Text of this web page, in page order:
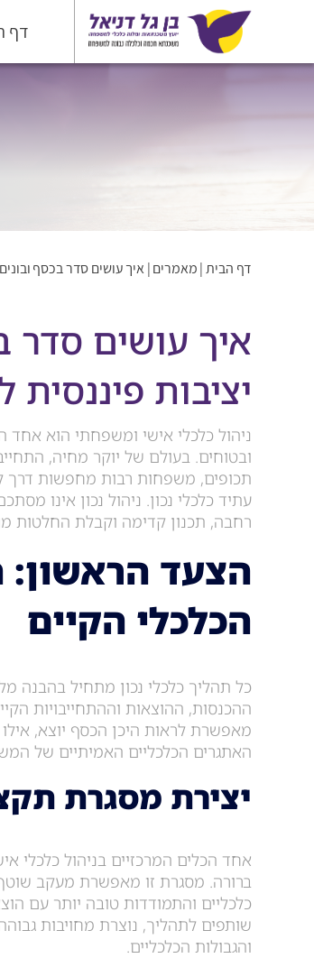
דף
דף הבית|מאמרים| איך עושים סדר בכסף
איך עושים סדר
יציבות פיננסית
ניהול כלכלי אישי ומשפחתי הוא אחד
ובטוחים. בעולם של יוקר מחיה,
תכופים, משפחות רבות מחפשות דרך
עתיד כלכלי נכון. ניהול נכון אינו
רחבה, תכנון קדימה וקבלת החלטות
הצעד
הכלכלי הקיים
כל תהליך כלכלי נכון מתחיל
ההכנסות, ההוצאות וההתחייבויות
מאפשרת לראות היכן הכסף יוצא,
האתגרים הכלכליים האמיתיים של
יצירת מסגרת
אחד הכלים המרכזיים בניהול כלכלי
ברורה. מסגרת זו מאפשרת מעקב
כלכליים והתמודדות טובה יותר עם
שותפים לתהליך, נוצרת מחויבות
והגבולות הכלכליים.